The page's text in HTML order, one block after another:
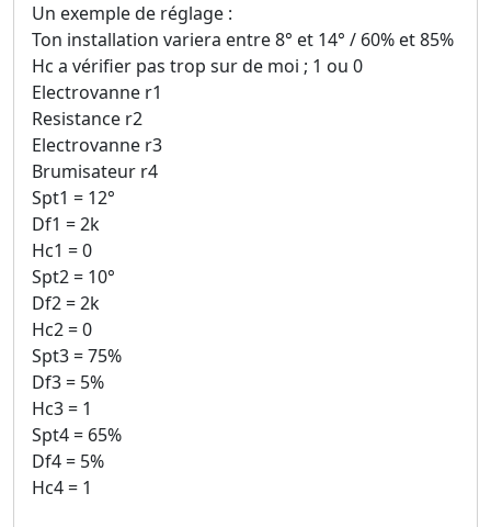
Un exemple de réglage :
Ton installation variera entre 8° et 14° / 60% et 85%
Hc a vérifier pas trop sur de moi ; 1 ou 0
Electrovanne r1
Resistance r2
Electrovanne r3
Brumisateur r4
Spt1 = 12°
Df1 = 2k
Hc1 = 0
Spt2 = 10°
Df2 = 2k
Hc2 = 0
Spt3 = 75%
Df3 = 5%
Hc3 = 1
Spt4 = 65%
Df4 = 5%
Hc4 = 1